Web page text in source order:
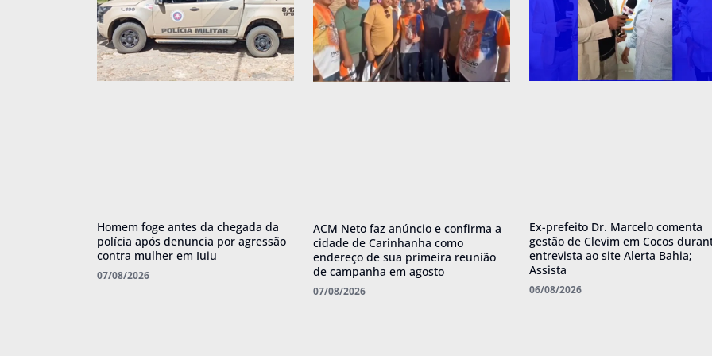
Homem foge antes da chegada da
polícia após denuncia por agressão
contra mulher em Iuiu
07/08/2026
ACM Neto faz anúncio e confirma a
cidade de Carinhanha como
endereço de sua primeira reunião
de campanha em agosto
07/08/2026
Ex-prefeito Dr. Marcelo comenta
gestão de Clevim em Cocos
entrevista ao site Alerta Bahia;
Assista
06/08/2026